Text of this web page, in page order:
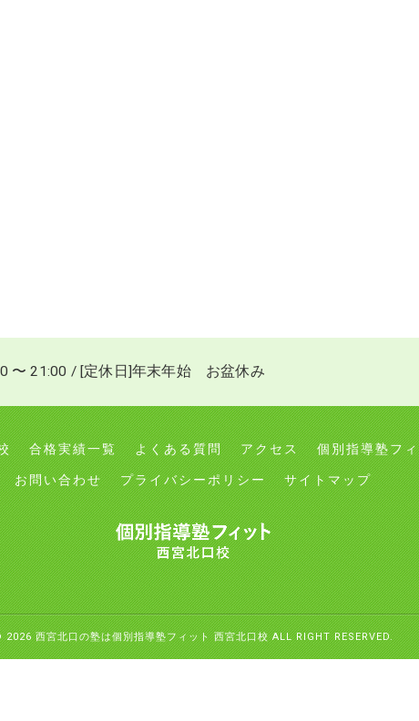
〜 21:00 / [定休日]年末年始 お盆休み
合格実績一覧 よくある質問 アクセス 個別指導塾フ
お問い合わせ プライバシーポリシー サイトマップ
2026 西宮北口の塾は個別指導塾フィット 西宮北口校 ALL RIGHT RESERVED.